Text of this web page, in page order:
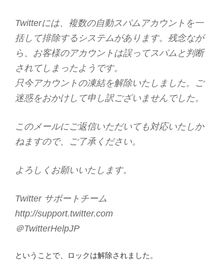
Twitterには、複数の自動スパムアカウントを一
括して排除するシステムがあります。残念なが
ら、お客様のアカウントは誤ってスパムと判断
されてしまったようです。
只今アカウントの凍結を解除いたしました。ご
迷惑をおかけして申し訳ございませんでした。
このメールにご返信いただいても対応いたしか
ねますので、ご了承ください。
よろしくお願いいたします。
Twitter サポートチーム
http://support.twitter.com
＠TwitterHelpJP
ということで、ロックは解除されました。